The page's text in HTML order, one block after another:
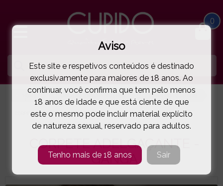
0
LINGERIE E ROUPA MULHER CORPETES | BUSTIERS
CORPETE ADELGAÇANTE - GANGA( 46-3412 )
CORPETE ADELGAÇANTE -
GANGA
Aviso
Este site e respetivos conteúdos é destinado
exclusivamente para maiores de 18 anos. Ao
continuar, você confirma que tem pelo menos
18 anos de idade e que está ciente de que
este o mesmo pode incluir material explícito
de natureza sexual, reservado para adultos.
Tenho mais de 18 anos Sair